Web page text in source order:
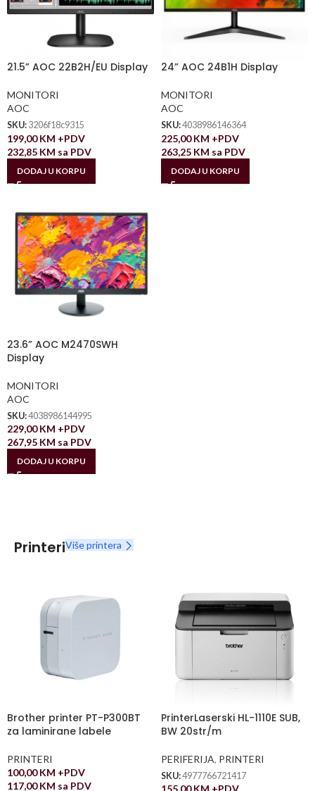
21.5” AOC 22B2H/EU Display
MONITORI
AOC
SKU: 3206f18c9315
199,00KM +PDV
232,85 KM sa PDV
DODAJ U KORPU
24” AOC 24B1H Display
MONITORI
AOC
SKU:4038986146364
225,00KM +PDV
263,25 KM sa PDV
DODAJ U KORPU
23.6” AOC M2470SWH
Display
MONITORI
AOC
SKU:4038986144995
229,00KM +PDV
267,95 KM sa PDV
DODAJ U KORPU
PrinteriViše printera
Brother printer PT-P300BT
za laminirane labele
PRINTERI
100,00KM +PDV
117,00KM sa PDV
PrinterLaserski HL-1110E SUB,
BW 20str/m
PERIFERIJA, PRINTERI
SKU:4977766721417